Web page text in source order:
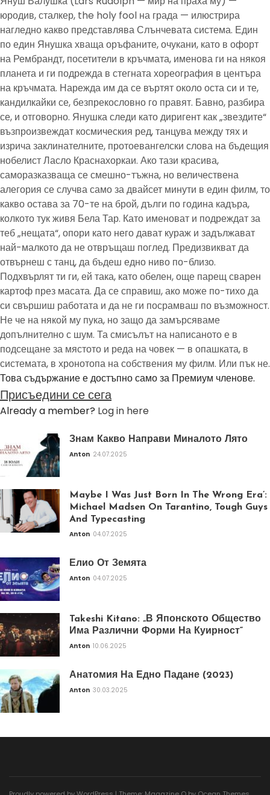
юродив, сталкер, the holy fool на града — илюстрира
нагледно какво представлява Слънчевата система. Един
по един Янушка хваща оръфаните, очукани, като в офорт
на Рембрандт, посетители в кръчмата, именова ги на някоя
планета и ги подрежда в стегната хореография в центъра
на кръчмата. Нарежда им да се въртят около оста си и те,
кандилкайки се, безпрекословно го правят. Бавно, разбира
се, и отговорно. Янушка следи като диригент как „звездите“
възпроизвеждат космическия ред, танцува между тях и
изрича заклинателните, протоевангелски слова на бъдещия
нобелист Ласло Краснахоркаи. Ако тази красива,
саморазказваща се смешно-тъжна, но величествена
алегория се случва само за двайсет минути в един филм, то
какво остава за 70-те на брой, дълги по година кадъра,
колкото тук живя Бела Тар. Като именоват и подреждат за
теб „нещата“, опори като него дават кураж и задължават
най-малкото да не отвръщаш поглед. Предизвикват да
отвърнеш с танц, да бъдеш едно ниво по-близо.
Подхвърлят ти ги, ей така, като обелен, още парещ сварен
картоф през масата. Да се справиш, ако може по-тихо да
си свършиш работата и да не ги посрамваш по възможност.
Не че на някой му пука, но защо да замърсяваме
допълнително с шум. Та смисълът на написаното е в
подсещане за мястото и реда на човек — в опашката, в
системата, в хронотопа на собствения му филм. Или пък не.
Това съдържание е достъпно само за Премиум членове.
Присъедини се сега
Already a member? Log in here
Знам Какво Направи Миналото Лято
Anton 24.07.2025
Maybe I Was Just Born In The Wrong Era’:
Michael Madsen On Tarantino, Tough Guys
And Typecasting
Anton 04.07.2025
Елио От Земята
Anton 04.07.2025
Takeshi Kitano: „В Японското Общество
Има Различни Форми На Куирност“
Anton 10.06.2025
Анатомия На Едно Падане (2023)
Anton 30.03.2025